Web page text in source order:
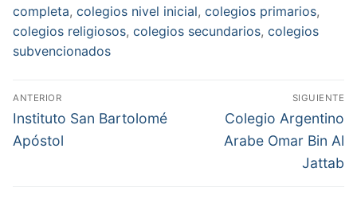
completa, colegios nivel inicial, colegios primarios,
colegios religiosos, colegios secundarios, colegios
subvencionados
Navegación
de
entradas
ANTERIOR
Entrada
anterior:
Instituto San Bartolomé
Apóstol
SIGUIENTE
Entrada
siguiente:
Colegio Argentino
Arabe Omar Bin Al
Jattab